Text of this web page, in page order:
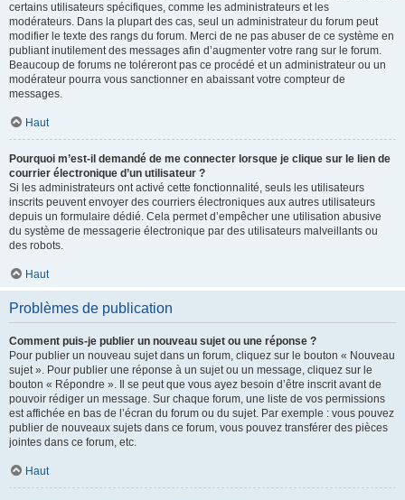
certains utilisateurs spécifiques, comme les administrateurs et les
modérateurs. Dans la plupart des cas, seul un administrateur du forum peut
modifier le texte des rangs du forum. Merci de ne pas abuser de ce système en
publiant inutilement des messages afin d’augmenter votre rang sur le forum.
Beaucoup de forums ne toléreront pas ce procédé et un administrateur ou un
modérateur pourra vous sanctionner en abaissant votre compteur de
messages.
Haut
Pourquoi m’est-il demandé de me connecter lorsque je clique sur le lien de
courrier électronique d’un utilisateur ?
Si les administrateurs ont activé cette fonctionnalité, seuls les utilisateurs
inscrits peuvent envoyer des courriers électroniques aux autres utilisateurs
depuis un formulaire dédié. Cela permet d’empêcher une utilisation abusive
du système de messagerie électronique par des utilisateurs malveillants ou
des robots.
Haut
Problèmes de publication
Comment puis-je publier un nouveau sujet ou une réponse ?
Pour publier un nouveau sujet dans un forum, cliquez sur le bouton « Nouveau
sujet ». Pour publier une réponse à un sujet ou un message, cliquez sur le
bouton « Répondre ». Il se peut que vous ayez besoin d’être inscrit avant de
pouvoir rédiger un message. Sur chaque forum, une liste de vos permissions
est affichée en bas de l’écran du forum ou du sujet. Par exemple : vous pouvez
publier de nouveaux sujets dans ce forum, vous pouvez transférer des pièces
jointes dans ce forum, etc.
Haut